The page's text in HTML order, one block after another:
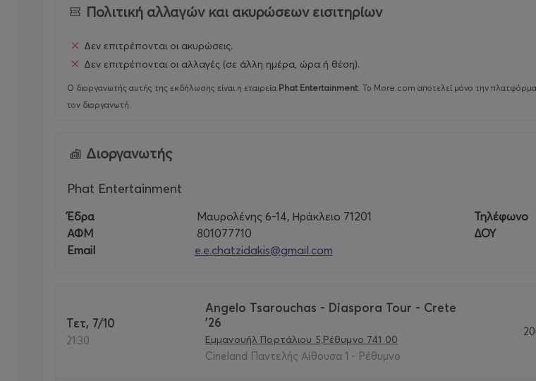
Ticket Prices:
Online at more.com : 20 euros
Πολιτική αλλαγών και ακυρώσεων εισιτηρίων
Δεν επιτρέπονται οι ακυρώσεις.
Δεν επιτρέπονται οι αλλαγές (σε άλλη ημέρα, ώρα ή θέση).
Ο διοργανωτής αυτής της εκδήλωσης είναι η εταιρεία Phat Entertainment. Το More.com αποτελεί μόνο την
τον διοργανωτή.
Διοργανωτής
Phat Entertainment
Έδρα Μαυρολένης 6-14, Ηράκλειο 71201 Τηλέφωνο
ΑΦΜ
801077710 ΔΟΥ
Email
e.e.chatzidakis@gmail.com
Τετ, 7/10
21:30
Angelo Tsarouchas - Diaspora Tour - Crete
'26
Εμμανουήλ Πορτάλιου 5,Ρέθυμνο 741 00
Cineland Παντελής Αίθουσα 1 - Ρέθυμνο